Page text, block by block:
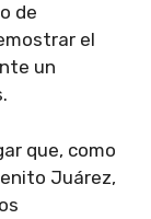
de
el
un
que, como
Juárez,